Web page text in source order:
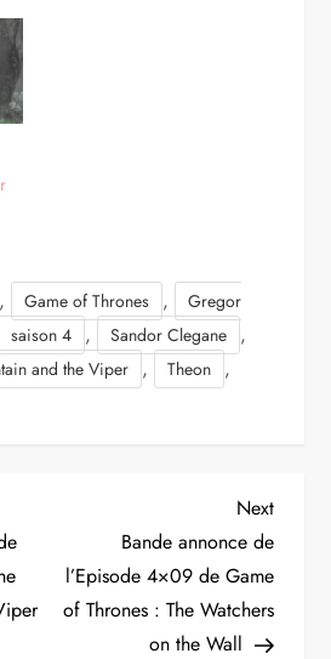
, Game of Thrones ,
Gregor
saison 4 , Sandor Clegane ,
and the Viper , Theon ,
Next
Post
Next
Bande annonce de
l’Episode 4×09 de Game
of Thrones : The Watchers
on the Wall